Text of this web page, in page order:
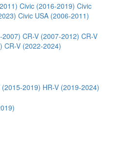
Civic (2016-2019) Civic
Civic USA (2006-2011)
2007) CR-V (2007-2012) CR-V
CR-V (2022-2024)
(2015-2019) HR-V (2019-2024)